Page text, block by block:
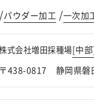
/パウダー加工 /一次加
式会社増田採種場[中部
〒438-0817 静岡県磐